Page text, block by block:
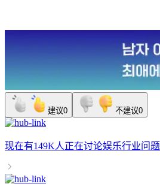
建议0 不建议0
现在有149K人正在讨论娱乐行业问题